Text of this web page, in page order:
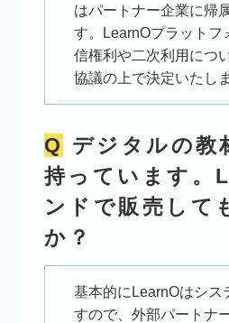
はパートナー企業に帰
す。LearnOプラットフ
信権利や二次利用につ
協議の上で決定いたしま
Q デジタルの教
持っています。
ンドで販売して
か？
基本的にLearnOはシス
すので、外部パートナ